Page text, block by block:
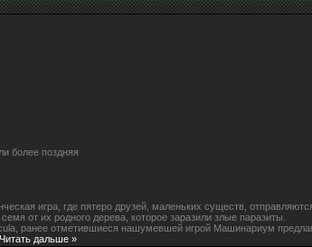
более поздняя
игра, где пятеро друзей, маленьких существ,
от их родного дерева, которое заразили злые паразиты.
ранее отметившиеся нашумевшей игрой Машинариум
Читать дальше »